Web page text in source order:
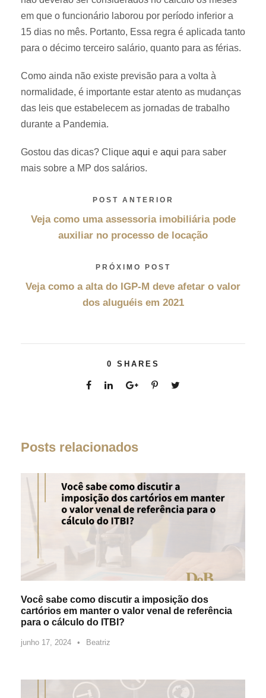
em que o funcionário laborou por período inferior a
15 dias no mês. Portanto, Essa regra é aplicada tanto
para o décimo terceiro salário, quanto para as férias.
Como ainda não existe previsão para a volta à
normalidade, é importante estar atento as mudanças
das leis que estabelecem as jornadas de trabalho
durante a Pandemia.
Gostou das dicas? Clique aqui e aqui para saber
mais sobre a MP dos salários.
POST ANTERIOR
Veja como uma assessoria imobiliária pode
auxiliar no processo de locação
PRÓXIMO POST
Veja como a alta do IGP-M deve afetar o valor
dos aluguéis em 2021
0 SHARES
Posts relacionados
Você sabe como discutir a imposição dos
cartórios em manter o valor venal de referência
para o cálculo do ITBI?
junho 17, 2024 • Beatriz